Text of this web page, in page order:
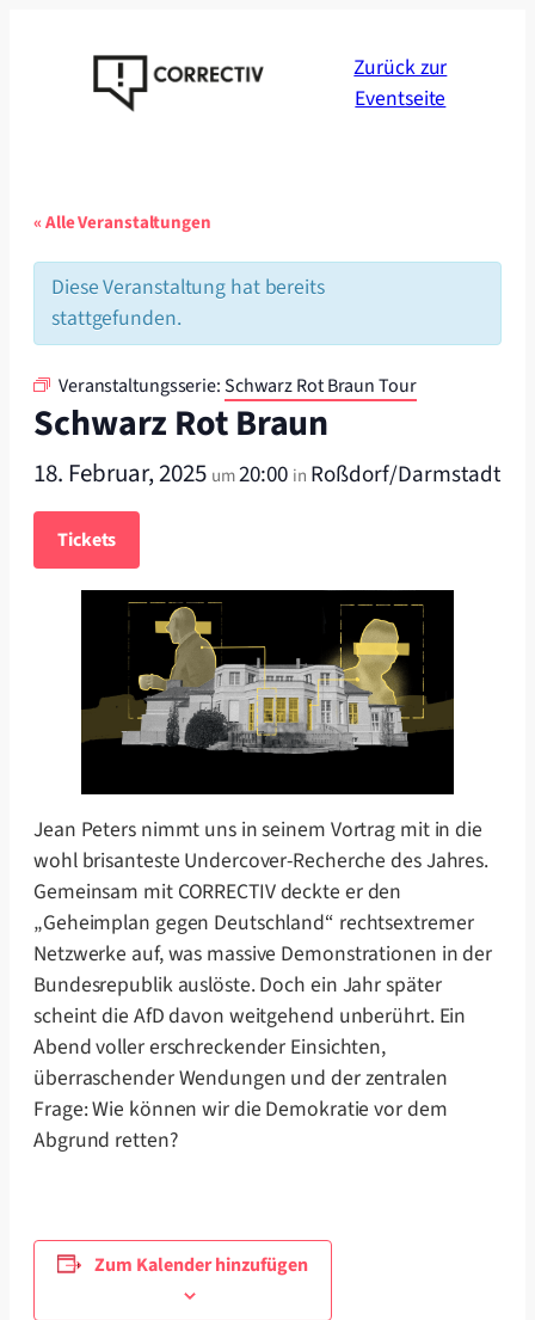
Zurück zur
Eventseite
« Alle Veranstaltungen
Diese Veranstaltung hat bereits
stattgefunden.
Veranstaltungsserie:Schwarz Rot Braun Tour
Schwarz Rot Braun
18. Februar, 2025 um20:00 in Roßdorf/Darmstadt
Tickets
Jean Peters nimmt uns in seinem Vortrag mit in die
wohl brisanteste Undercover-Recherche des Jahres.
Gemeinsam mit CORRECTIV deckte er den
„Geheimplan gegen Deutschland“ rechtsextremer
Netzwerke auf, was massive Demonstrationen in der
Bundesrepublik auslöste. Doch ein Jahr später
scheint die AfD davon weitgehend unberührt. Ein
Abend voller erschreckender Einsichten,
überraschender Wendungen und der zentralen
Frage: Wie können wir die Demokratie vor dem
Abgrund retten?
Zum Kalender hinzufügen